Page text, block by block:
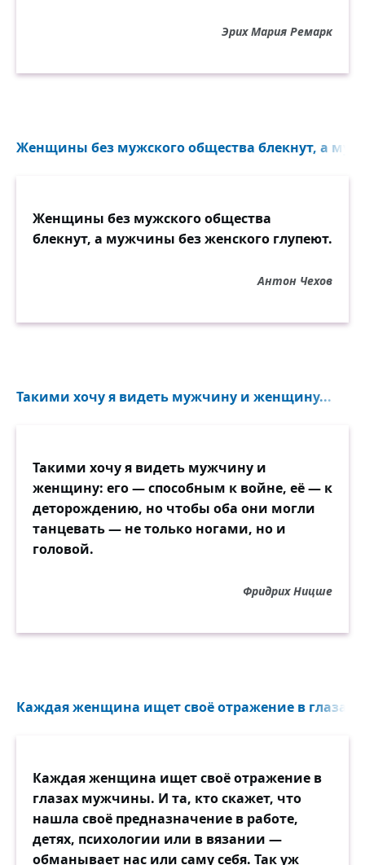
Эрих Мария Ремарк
Женщины без мужского общества блекнут, а
Женщины без мужского общества
блекнут, а мужчины без женского глупеют.
Антон Чехов
Такими хочу я видеть мужчину и женщину...
Такими хочу я видеть мужчину и
женщину: его — способным к войне, её — к
деторождению, но чтобы оба они могли
танцевать — не только ногами, но и
головой.
Фридрих Ницше
Каждая женщина ищет своё отражение в
Каждая женщина ищет своё отражение в
глазах мужчины. И та, кто скажет, что
нашла своё предназначение в работе,
детях, психологии или в вязании —
обманывает нас или саму себя. Так уж